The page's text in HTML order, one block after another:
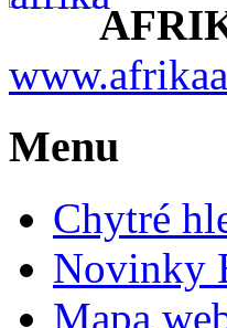
Menu
Chytré
Novinky
Mapa